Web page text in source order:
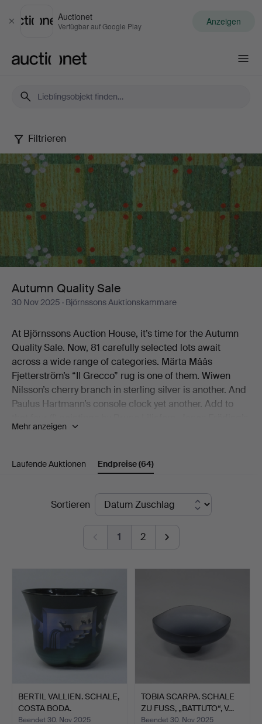
Schließen
Auctionet
Verfügbar auf Google Play Anzeigen
Autumn
Quality
Sale
Filtrieren
Autumn Quality Sale
30 Nov 2025 · Björnssons Auktionskammare
At Björnssons Auction House, it’s time for the Autumn
Quality Sale. Now, 81 carefully selected lots await
across a wide range of categories. Märta Måås
Fjetterström’s “Il Grecco” rug is one of them. Wiwen
Nilsson’s cherry branch in sterling silver is another. And
Paulus Hartmann’s console clock yet another. Add to
Playing Children, the jubilee bowl from Royal
Colombo’s graphic play from the early 1970s.
We warmly welcome you to Björnssons Auction House
Viewing 24-28/11 1-5 pm.
Mehr anzeigen
Laufende Auktionen Endpreise(64)
EndpreiseSortieren
1 2
BERTIL VALLIEN. SCHALE,
COSTA BODA.
Beendet 30. Nov 2025
TOBIA SCARPA. SCHALE
ZU FUSS, „BATTUTO“, V…
Beendet 30. Nov 2025